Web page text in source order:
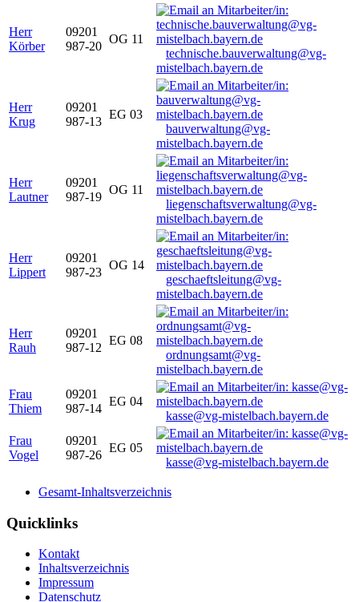
Herr
Körber
09201
987-20
OG 11
technische.bauverwaltung@vg-
mistelbach.bayern.de
Herr
Krug
09201
987-13
EG 03
bauverwaltung@vg-
mistelbach.bayern.de
Herr
Lautner
09201
987-19
OG 11
liegenschaftsverwaltung@vg-
mistelbach.bayern.de
Herr
Lippert
09201
987-23
OG 14
geschaeftsleitung@vg-
mistelbach.bayern.de
Herr
Rauh
09201
987-12
EG 08
ordnungsamt@vg-
mistelbach.bayern.de
Frau
Thiem
09201
987-14
EG 04
kasse@vg-mistelbach.bayern.de
Frau
Vogel
09201
987-26
EG 05
kasse@vg-mistelbach.bayern.de
Gesamt-Inhaltsverzeichnis
Quicklinks
Kontakt
Inhaltsverzeichnis
Impressum
Datenschutz